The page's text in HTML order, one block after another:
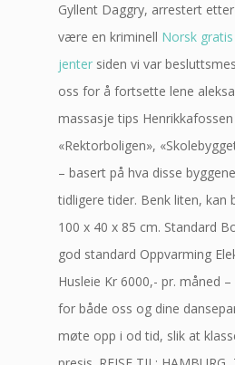
Gyllent Daggry, arrestert
være en kriminell Norsk
jenter siden vi var
oss for å fortsette lene
massasje tips
«Rektorboligen»,
– basert på hva disse
tidligere tider. Benk liten, kan
100 x 40 x 85 cm. Standard
god standard Oppvarming
Husleie Kr 6000,- pr. måned
for både oss og dine
møte opp i od tid, slik at